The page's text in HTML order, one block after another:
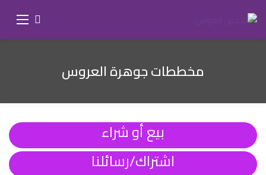
مخططات جوهرة العروس
بيع أو شراء
اشتراك/رسائلنا